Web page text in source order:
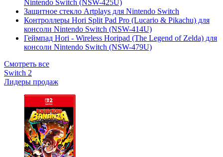
Nintendo Switch (NSW-425U)
Защитное стекло Artplays для Nintendo Switch
Контроллеры Hori Split Pad Pro (Lucario & Pikachu) для
консоли Nintendo Switch (NSW-414U)
Геймпад Hori - Wireless Horipad (The Legend of Zelda) для
консоли Nintendo Switch (NSW-479U)
Смотреть все
Switch 2
Лидеры продаж